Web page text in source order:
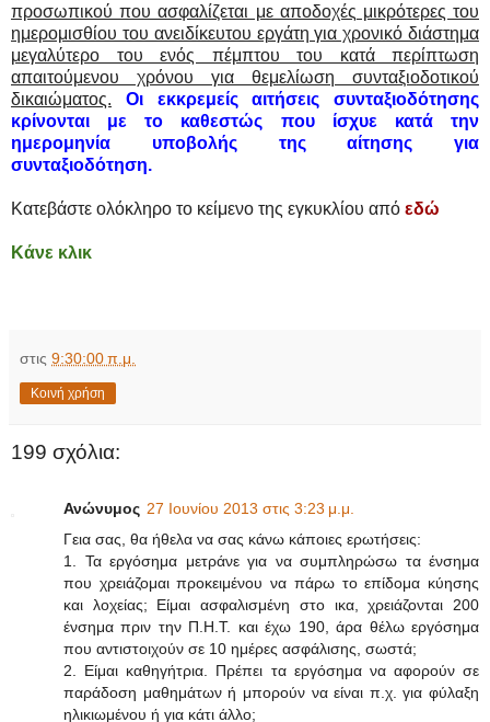
προσωπικού που ασφαλίζεται με αποδοχές μικρότερες του
ημερομισθίου του ανειδίκευτου εργάτη για χρονικό διάστημα
μεγαλύτερο του ενός πέμπτου του κατά περίπτωση
απαιτούμενου χρόνου για θεμελίωση συνταξιοδοτικού
δικαιώματος.
Οι εκκρεμείς αιτήσεις συνταξιοδότησης
κρίνονται με το καθεστώς που ίσχυε κατά την
ημερομηνία υποβολής της αίτησης για
συνταξιοδότηση.
Κατεβάστε ολόκληρο το κείμενο της εγκυκλίου από εδώ
Κάνε κλικ
στις 9:30:00 π.μ.
Κοινή χρήση
199 σχόλια:
Ανώνυμος 27 Ιουνίου 2013 στις 3:23 μ.μ.
Γεια σας, θα ήθελα να σας κάνω κάποιες ερωτήσεις:
1. Τα εργόσημα μετράνε για να συμπληρώσω τα ένσημα
που χρειάζομαι προκειμένου να πάρω το επίδομα κύησης
και λοχείας; Είμαι ασφαλισμένη στο ικα, χρειάζονται 200
ένσημα πριν την Π.Η.Τ. και έχω 190, άρα θέλω εργόσημα
που αντιστοιχούν σε 10 ημέρες ασφάλισης, σωστά;
2. Είμαι καθηγήτρια. Πρέπει τα εργόσημα να αφορούν σε
παράδοση μαθημάτων ή μπορούν να είναι π.χ. για φύλαξη
ηλικιωμένου ή για κάτι άλλο;